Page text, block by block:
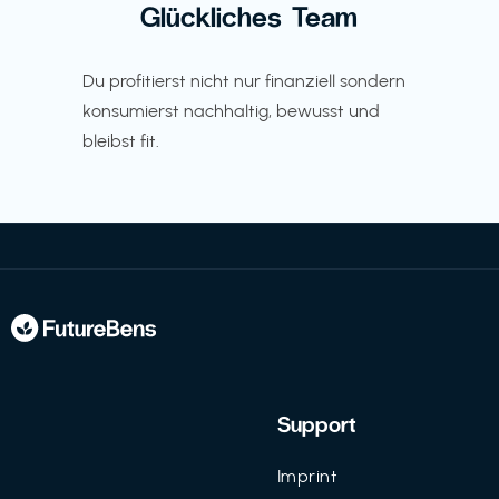
Glückliches Team
Du profitierst nicht nur finanziell sondern
konsumierst nachhaltig, bewusst und
bleibst fit.
Support
Imprint